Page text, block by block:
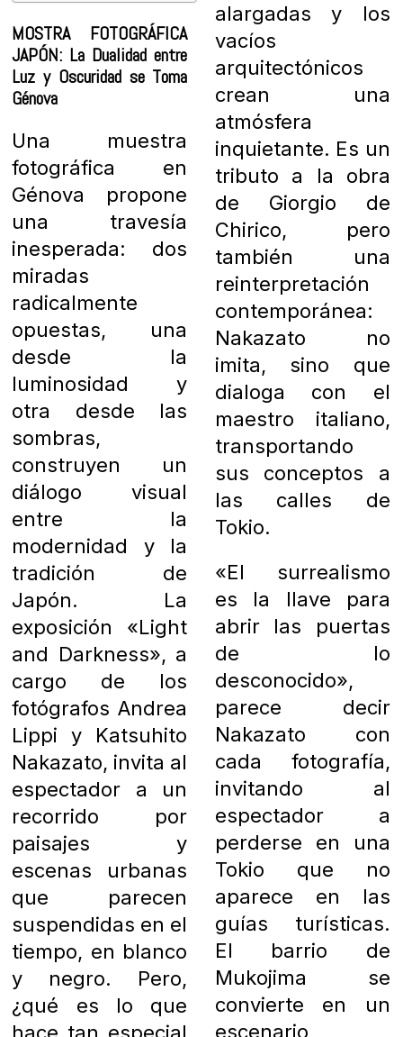
MOSTRA FOTOGRÁFICA
JAPÓN: La Dualidad entre
Luz y Oscuridad se Toma
Génova
Una muestra
fotográfica en
Génova propone
una travesía
inesperada: dos
miradas
radicalmente
opuestas, una
desde la
luminosidad y
otra desde las
sombras,
construyen un
diálogo visual
entre la
modernidad y la
tradición de
Japón. La
exposición «Light
and Darkness», a
cargo de los
fotógrafos Andrea
Lippi y Katsuhito
Nakazato, invita al
espectador a un
recorrido por
paisajes y
escenas urbanas
que parecen
suspendidas en el
tiempo, en blanco
y negro. Pero,
¿qué es lo que
alargadas y los
vacíos
arquitectónicos
crean una
atmósfera
inquietante. Es un
tributo a la obra
de Giorgio de
Chirico, pero
también una
reinterpretación
contemporánea:
Nakazato no
imita, sino que
dialoga con el
maestro italiano,
transportando
sus conceptos a
las calles de
Tokio.
«El surrealismo
es la llave para
abrir las puertas
de lo
desconocido»,
parece decir
Nakazato con
cada fotografía,
invitando al
espectador a
perderse en una
Tokio que no
aparece en las
guías turísticas.
El barrio de
Mukojima se
convierte en un
escenario